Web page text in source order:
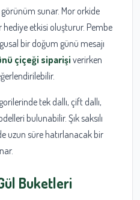
sunar. Mor orkide
etkisi oluşturur. Pembe
bir doğum günü mesajı
çiçeği siparişiverirken
tek dallı, çift dallı,
bulunabilir. Şık saksılı
uzun süre hatırlanacak bir
Buketleri